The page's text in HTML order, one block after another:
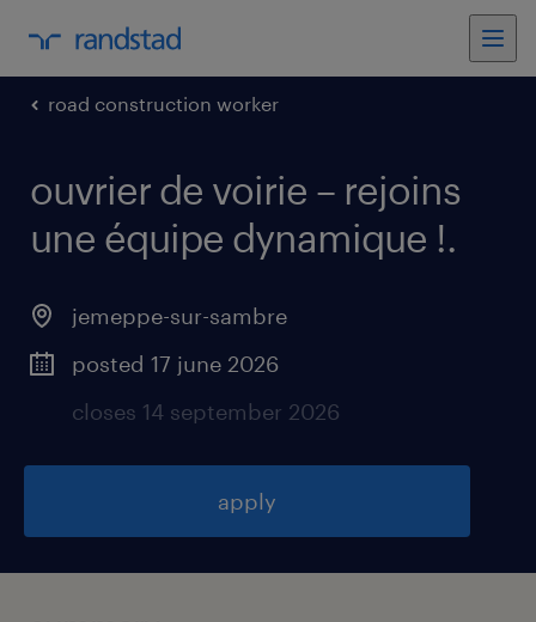
road construction worker
ouvrier de voirie – rejoins
une équipe dynamique !.
jemeppe-sur-sambre
posted 17 june 2026
closes 14 september 2026
apply